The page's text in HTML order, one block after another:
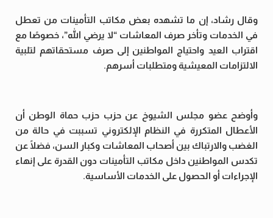
وقال رشاد، إن ما تشهده بعض مكاتب التأمينات من تعطل
في الخدمات وتأخر صرف المعاشات “لا يرضي الله”، خصوصًا مع
اقتراب العيد واحتياج المواطنين إلى صرف مستحقاتهم لتلبية
الالتزامات المعيشية ومتطلبات أسرهم.
وأوضح عضو مجلس الشيوخ عن حزب حزب حماة الوطن أن
الأعطال المتكررة في النظام الإلكتروني تسببت في حالة من
الغضب والارتباك بين أصحاب المعاشات وكبار السن، فضلًا عن
تكدس المواطنين داخل مكاتب التأمينات دون القدرة على إنهاء
الإجراءات أو الحصول على الخدمات الأساسية.